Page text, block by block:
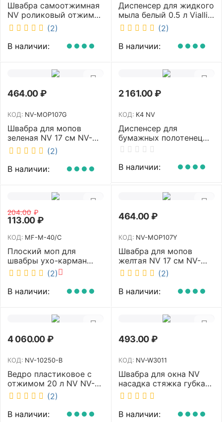
Швабра самоотжимная
NV роликовый отжим
насадка PVA 27 см
телескопическая
рукоятка 70-125 см NV-
SM2712
(2)
В наличии:
Диспенсер для жидкого
мыла белый 0.5 л Vialli
S2
(2)
В наличии:
464.00₽
КОД: NV-MOP107G
Швабра для мопов
зеленая NV 17 см NV-
MOP107G (2)
В наличии:
2 161.00₽
КОД: K4 NV
Диспенсер для
бумажных полотенец
NV белый K4 NV
В наличии:
204.00 ₽
113.00₽
КОД: MF-M-40/C
Плоский моп для
швабры ухо-карман
белый 40 см NV MF-M-
40/C
(2)
В наличии:
464.00₽
КОД: NV-MOP107Y
Швабра для мопов
желтая NV 17 см NV-
MOP107Y (2)
В наличии:
4 060.00₽
КОД: NV-10250-B
Ведро пластиковое с
отжимом 20 л NV NV-
10250-B
(2)
В наличии:
493.00₽
КОД: NV-W3011
Швабра для окна NV
насадка стяжка губка
30 см телескопическая
рукоятка 70-110 см NV-
W3011
В наличии: